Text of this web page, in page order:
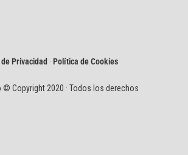
Privacidad ·Política de Cookies
© Copyright 2020 · Todos los derechos